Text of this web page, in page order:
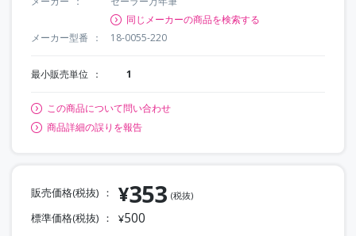
同じメーカーの商品を検索する
メーカー型番
18-0055-220
最小販売単位 1
この商品について問い合わせ
商品詳細の誤りを報告
販売価格(税抜) ¥353 (税抜)
標準価格(税抜) ¥500